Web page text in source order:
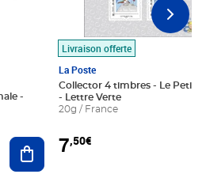
Ajouter au panier
Livraison offerte
La Poste
Collector 4 timbres - Le Petit
- Lettre Verte
20g / France
7,50€